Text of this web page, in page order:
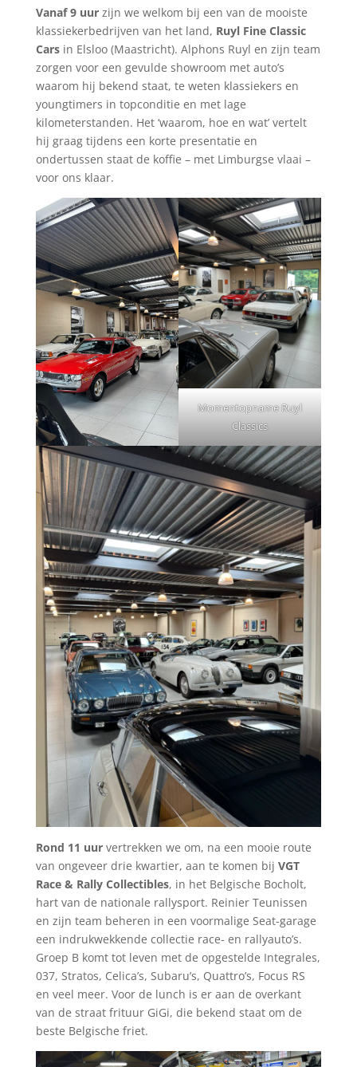
Vanaf 9 uurzijn we welkom bij een van de mooiste
klassiekerbedrijven van het land, Ruyl Fine Classic
Carsin Elsloo (Maastricht). Alphons Ruyl en zijn team
zorgen voor een gevulde showroom met auto’s
waarom hij bekend staat, te weten klassiekers en
youngtimers in topconditie en met lage
kilometerstanden. Het ‘waarom, hoe en wat’ vertelt
hij graag tijdens een korte presentatie en
ondertussen staat de koffie – met Limburgse vlaai –
voor ons klaar.
Momentopname Ruyl
Classics
Rond 11 uurvertrekken we om, na een mooie route
van ongeveer drie kwartier, aan te komen bij VGT
Race & Rally Collectibles, in het Belgische Bocholt,
hart van de nationale rallysport. Reinier Teunissen
en zijn team beheren in een voormalige Seat-garage
een indrukwekkende collectie race- en rallyauto’s.
Groep B komt tot leven met de opgestelde Integrales,
037, Stratos, Celica’s, Subaru’s, Quattro’s, Focus RS
en veel meer. Voor de lunch is er aan de overkant
van de straat frituur GiGi, die bekend staat om de
beste Belgische friet.